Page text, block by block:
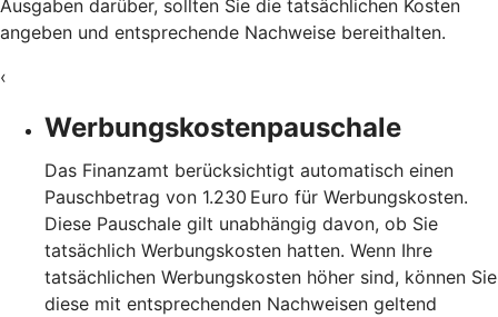
Ausgaben darüber, sollten Sie die tatsächlichen Kosten
angeben und entsprechende Nachweise bereithalten.
‹
Werbungskostenpauschale
Das Finanzamt berücksichtigt automatisch einen
Pauschbetrag von 1.230 Euro für Werbungskosten.
Diese Pauschale gilt unabhängig davon, ob Sie
tatsächlich Werbungskosten hatten. Wenn Ihre
tatsächlichen Werbungskosten höher sind, können Sie
diese mit entsprechenden Nachweisen geltend